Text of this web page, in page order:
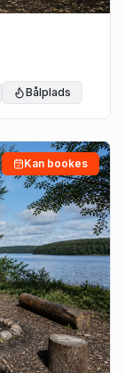
Bålplads
Kan bookes